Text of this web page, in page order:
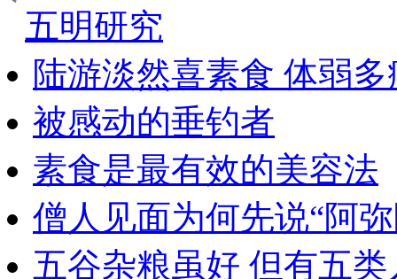
五明研究
陆游淡然喜素食 体弱
被感动的垂钓者
素食是最有效的美容法
僧人见面为何先说“阿
五谷杂粮虽好 但有五